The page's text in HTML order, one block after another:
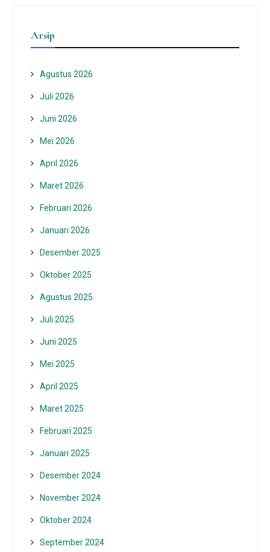
Arsip
Agustus 2026
Juli 2026
Juni 2026
Mei 2026
April 2026
Maret 2026
Februari 2026
Januari 2026
Desember 2025
Oktober 2025
Agustus 2025
Juli 2025
Juni 2025
Mei 2025
April 2025
Maret 2025
Februari 2025
Januari 2025
Desember 2024
November 2024
Oktober 2024
September 2024